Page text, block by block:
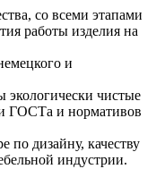
со всеми этапами
работы изделия на
и
экологически чистые
ГОСТа и нормативов
по дизайну, качеству
индустрии.